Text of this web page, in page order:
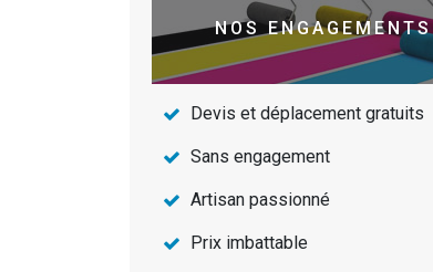
NOS ENGAGEMENTS
Devis et déplacement gratuits
Sans engagement
Artisan passionné
Prix imbattable